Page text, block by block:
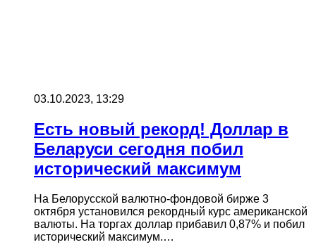
03.10.2023, 13:29
Есть новый рекорд! Доллар в
Беларуси сегодня побил
исторический максимум
На Белорусской валютно-фондовой бирже 3
октября установился рекордный курс американской
валюты. На торгах доллар прибавил 0,87% и побил
исторический максимум.…